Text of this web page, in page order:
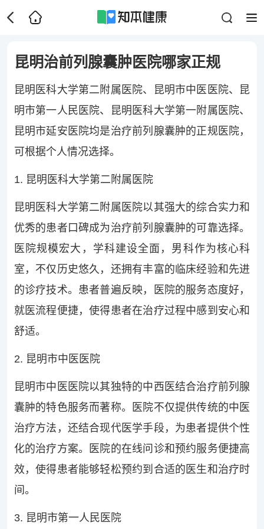
昆明治前列腺囊肿医院哪家正规
昆明医科大学第二附属医院、昆明市中医医院、昆
明市第一人民医院、昆明医科大学第一附属医院、
昆明市延安医院均是治疗前列腺囊肿的正规医院，
可根据个人情况选择。
1. 昆明医科大学第二附属医院
昆明医科大学第二附属医院以其强大的综合实力和
优秀的患者口碑成为治疗前列腺囊肿的可靠选择。
医院规模宏大，学科建设全面，男科作为核心科
室，不仅历史悠久，还拥有丰富的临床经验和先进
的诊疗技术。患者普遍反映，医院的服务态度好，
就医流程便捷，使得患者在治疗过程中感到安心和
舒适。
2. 昆明市中医医院
昆明市中医医院以其独特的中西医结合治疗前列腺
囊肿的特色服务而著称。医院不仅提供传统的中医
治疗方法，还结合现代医学手段，为患者提供个性
化的治疗方案。医院的在线问诊和预约服务便捷高
效，使得患者能够轻松预约到合适的医生和治疗时
间。
3. 昆明市第一人民医院